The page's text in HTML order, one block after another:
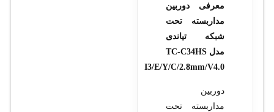
معرفی دوربین
مداربسته تحت
شبکه تیاندی
مدل TC-C34HS
I3/E/Y/C/2.8mm/V4.0
دوربین
مداربسته تحت